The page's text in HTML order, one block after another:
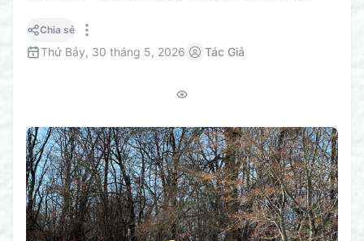
Chia sẻ
Thứ Bảy, 30 tháng 5, 2026 Tác Giả